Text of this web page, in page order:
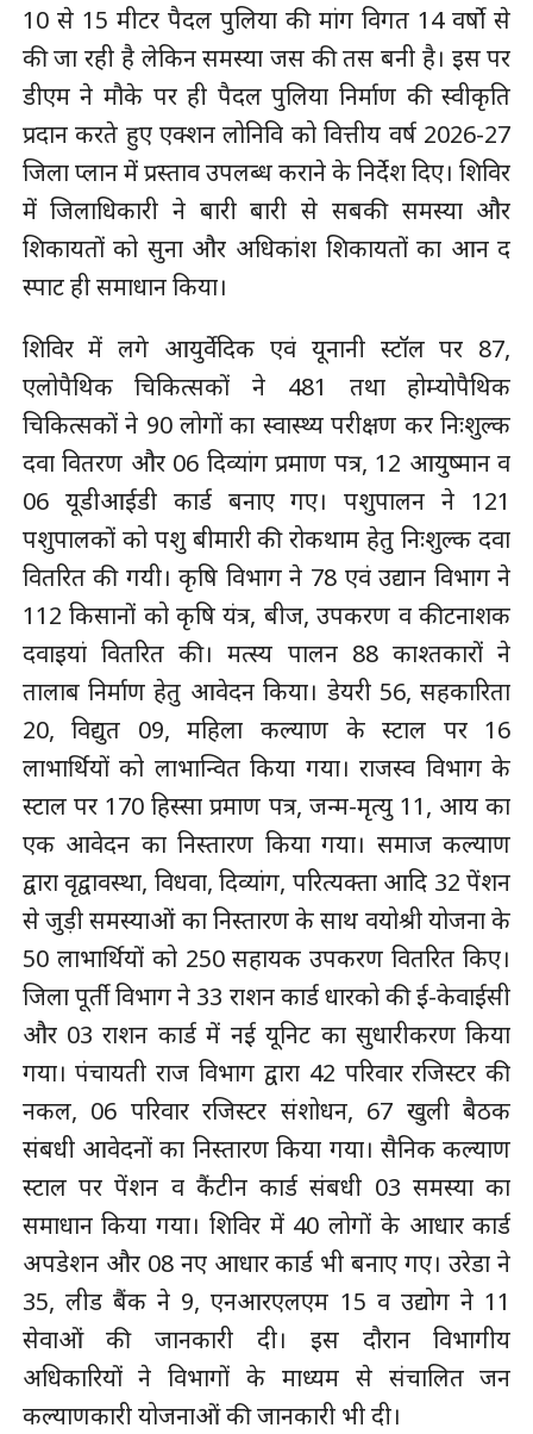
10 से 15 मीटर पैदल पुलिया की मांग विगत 14 वर्षो से
की जा रही है लेकिन समस्या जस की तस बनी है। इस पर
डीएम ने मौके पर ही पैदल पुलिया निर्माण की स्वीकृति
प्रदान करते हुए एक्शन लोनिवि को वित्तीय वर्ष 2026-27
जिला प्लान में प्रस्ताव उपलब्ध कराने के निर्देश दिए। शिविर
में जिलाधिकारी ने बारी बारी से सबकी समस्या और
शिकायतों को सुना और अधिकांश शिकायतों का आन द
स्पाट ही समाधान किया।
शिविर में लगे आयुर्वेदिक एवं यूनानी स्टॉल पर 87,
एलोपैथिक चिकित्सकों ने 481 तथा होम्योपैथिक
चिकित्सकों ने 90 लोगों का स्वास्थ्य परीक्षण कर निःशुल्क
दवा वितरण और 06 दिव्यांग प्रमाण पत्र, 12 आयुष्मान व
06 यूडीआईडी कार्ड बनाए गए। पशुपालन ने 121
पशुपालकों को पशु बीमारी की रोकथाम हेतु निःशुल्क दवा
वितरित की गयी। कृषि विभाग ने 78 एवं उद्यान विभाग ने
112 किसानों को कृषि यंत्र, बीज, उपकरण व कीटनाशक
दवाइयां वितरित की। मत्स्य पालन 88 काश्तकारों ने
तालाब निर्माण हेतु आवेदन किया। डेयरी 56, सहकारिता
20, विद्युत 09, महिला कल्याण के स्टाल पर 16
लाभार्थियों को लाभान्वित किया गया। राजस्व विभाग के
स्टाल पर 170 हिस्सा प्रमाण पत्र, जन्म-मृत्यु 11, आय का
एक आवेदन का निस्तारण किया गया। समाज कल्याण
द्वारा वृद्वावस्था, विधवा, दिव्यांग, परित्यक्ता आदि 32 पेंशन
से जुड़ी समस्याओं का निस्तारण के साथ वयोश्री योजना के
50 लाभार्थियों को 250 सहायक उपकरण वितरित किए।
जिला पूर्ती विभाग ने 33 राशन कार्ड धारको की ई-केवाईसी
और 03 राशन कार्ड में नई यूनिट का सुधारीकरण किया
गया। पंचायती राज विभाग द्वारा 42 परिवार रजिस्टर की
नकल, 06 परिवार रजिस्टर संशोधन, 67 खुली बैठक
संबधी आवेदनों का निस्तारण किया गया। सैनिक कल्याण
स्टाल पर पेंशन व कैंटीन कार्ड संबधी 03 समस्या का
समाधान किया गया। शिविर में 40 लोगों के आधार कार्ड
अपडेशन और 08 नए आधार कार्ड भी बनाए गए। उरेडा ने
35, लीड बैंक ने 9, एनआरएलएम 15 व उद्योग ने 11
सेवाओं की जानकारी दी। इस दौरान विभागीय
अधिकारियों ने विभागों के माध्यम से संचालित जन
कल्याणकारी योजनाओं की जानकारी भी दी।